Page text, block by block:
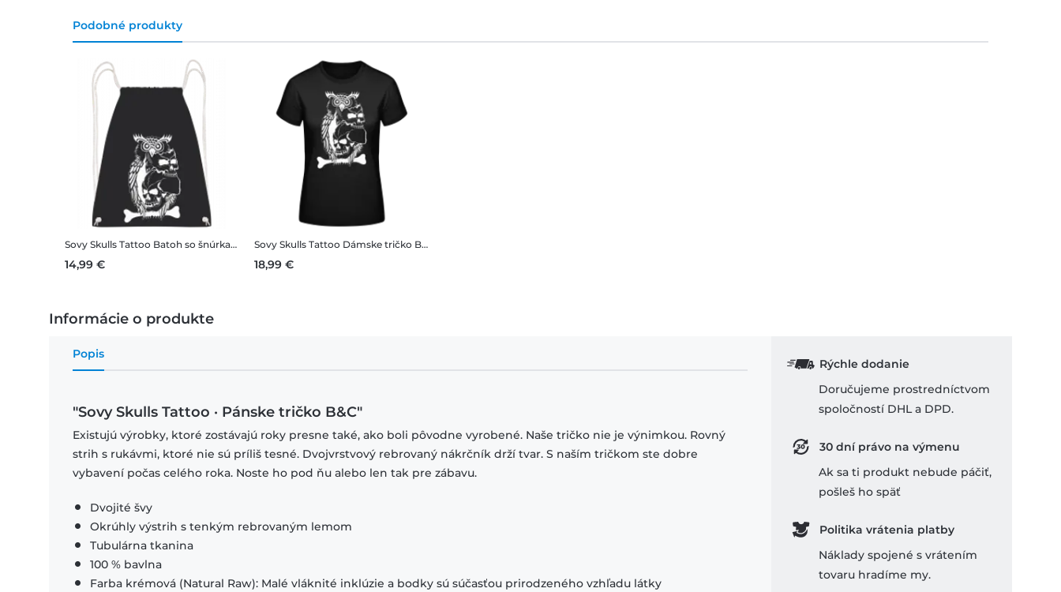
Podobné produkty
Sovy Skulls Tattoo Batoh so šnúrkami
14,99 €
Sovy Skulls Tattoo Dámske tričko B&C
18,99 €
Informácie o produkte
Popis
"Sovy Skulls Tattoo · Pánske tričko B&C"
Existujú výrobky, ktoré zostávajú roky presne také, ako boli pôvodne vyrobené. Naše tričko nie je výnimkou. Rovný
strih s rukávmi, ktoré nie sú príliš tesné. Dvojvrstvový rebrovaný nákrčník drží tvar. S naším tričkom ste dobre
vybavení počas celého roka. Noste ho pod ňu alebo len tak pre zábavu.
Dvojité švy
Okrúhly výstrih s tenkým rebrovaným lemom
Tubulárna tkanina
100 % bavlna
Farba krémová (Natural Raw): Malé vláknité inklúzie a bodky sú súčasťou prirodzeného vzhľadu látky
Rýchle dodanie
Doručujeme prostredníctvom
spoločností DHL a DPD.
30 dní právo na výmenu
Ak sa ti produkt nebude páčiť,
pošleš ho späť
Politika vrátenia platby
Náklady spojené s vrátením
tovaru hradíme my.